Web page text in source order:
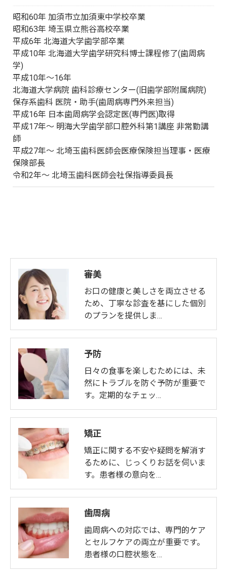
昭和60年 加須市立加須東中学校卒業
昭和63年 埼玉県立熊谷高校卒業
平成6年 北海道大学歯学部卒業
平成10年 北海道大学歯学研究科博士課程修了(歯周病
学)
平成10年～16年
北海道大学病院 歯科診療センター(旧歯学部附属病院)
保存系歯科 医院・助手(歯周病専門外来担当)
平成16年 日本歯周病学会認定医(専門医)取得
平成17年～ 明海大学歯学部口腔外科第1講座 非常勤講
師
平成27年～ 北埼玉歯科医師会医療保険担当理事・医療
保険部長
令和2年～ 北埼玉歯科医師会社保指導委員長
審美
お口の健康と美しさを両立させる
ため、丁寧な診査を基にした個別
のプランを提供しま…
予防
日々の食事を楽しむためには、未
然にトラブルを防ぐ予防が重要で
す。定期的なチェッ…
矯正
矯正に関する不安や疑問を解消す
るために、じっくりお話を伺いま
す。患者様の意向を…
歯周病
歯周病への対応では、専門的ケア
とセルフケアの両立が重要です。
患者様の口腔状態を…
お問い合わせはこちら